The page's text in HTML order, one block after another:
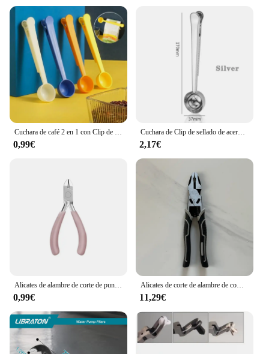
Cuchara de café 2 en 1 con Clip de sellado, cuchara de café de plástico con abrazadera, cuchara de medición multifunción creativa para cocina, 1 unidad
0,99€
Cuchara de Clip de sellado de acero inoxidable 2 en 1, cuchara de café, cuchara de medición de grano de café multifuncional para leche en polvo y harina
2,17€
Alicates de alambre de corte de punta redonda, juego de herramientas de acero inoxidable para manualidades, abalorios, fabricación de joyas DIY, Color rosa
0,99€
Alicates de corte de alambre de combinación multifunción, herramienta de mano profesional, Pelacables automático, herramientas de pelado, cortador de alambre, Indus
11,29€